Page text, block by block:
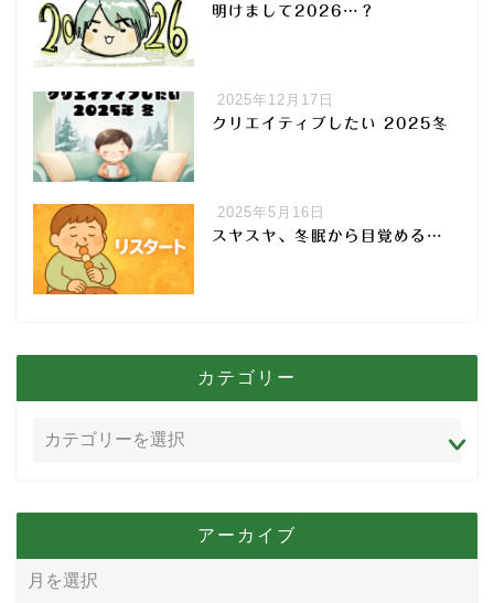
明けまして2026…？
2025年12月17日
クリエイティブしたい 2025冬
2025年5月16日
スヤスヤ、冬眠から目覚める…
カテゴリー
アーカイブ